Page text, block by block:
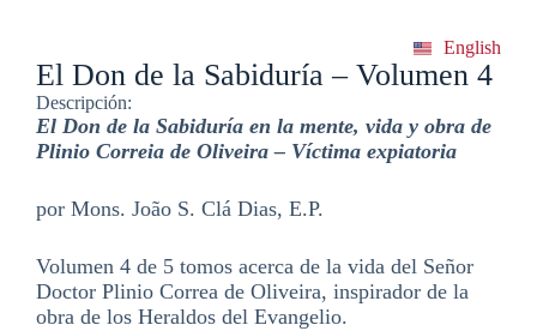
English
El Don de la Sabiduría – Volumen 4
Descripción:
El Don de la Sabiduría en la mente, vida y obra de
Plinio Correia de Oliveira – Víctima expiatoria
por Mons. João S. Clá Dias, E.P.
Volumen 4 de 5 tomos acerca de la vida del Señor
Doctor Plinio Correa de Oliveira, inspirador de la
obra de los Heraldos del Evangelio.